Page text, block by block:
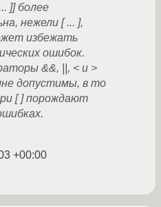
]] более
нежели [ ... ],
избежать
ошибок.
&&, ||, < и >
допустимы, в то
[ ] порождают
+00:00